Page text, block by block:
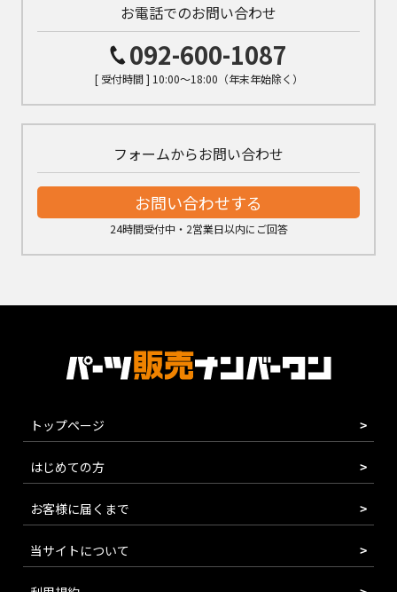
お電話でのお問い合わせ
092-600-1087
[ 受付時間 ] 10:00～18:00（年末年始除く）
フォームからお問い合わせ
お問い合わせする
24時間受付中・2営業日以内にご回答
トップページ
はじめての方
お客様に届くまで
当サイトについて